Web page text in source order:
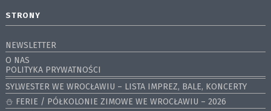
STRONY
NEWSLETTER
O NAS
POLITYKA PRYWATNOŚCI
SYLWESTER WE WROCŁAWIU – LISTA IMPREZ, BALE, KONCERTY
⛄️ FERIE / PÓŁKOLONIE ZIMOWE WE WROCŁAWIU – 2026